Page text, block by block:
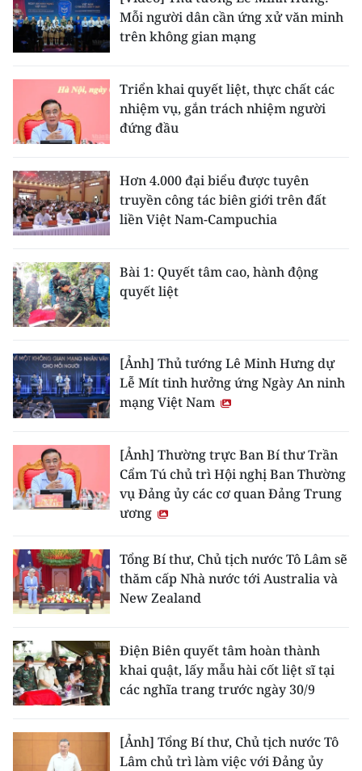
Mỗi người dân cần ứng xử văn minh
trên không gian mạng
Triển khai quyết liệt, thực chất các
nhiệm vụ, gắn trách nhiệm người
đứng đầu
Hơn 4.000 đại biểu được tuyên
truyền công tác biên giới trên đất
liền Việt Nam-Campuchia
Bài 1: Quyết tâm cao, hành động
quyết liệt
[Ảnh] Thủ tướng Lê Minh Hưng dự
Lễ Mít tinh hưởng ứng Ngày An ninh
mạng Việt Nam
[Ảnh] Thường trực Ban Bí thư Trần
Cẩm Tú chủ trì Hội nghị Ban Thường
vụ Đảng ủy các cơ quan Đảng Trung
ương
Tổng Bí thư, Chủ tịch nước Tô Lâm sẽ
thăm cấp Nhà nước tới Australia và
New Zealand
Điện Biên quyết tâm hoàn thành
khai quật, lấy mẫu hài cốt liệt sĩ tại
các nghĩa trang trước ngày 30/9
[Ảnh] Tổng Bí thư, Chủ tịch nước Tô
Lâm chủ trì làm việc với Đảng ủy